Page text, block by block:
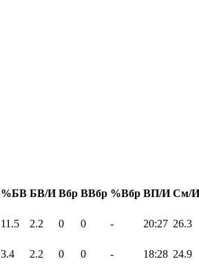
%БВ БВ/И Вбр ВВбр %Вбр ВП/И См/И
11.5 2.2 0 0 - 20:27 26.3
3.4 2.2 0 0 - 18:28 24.9